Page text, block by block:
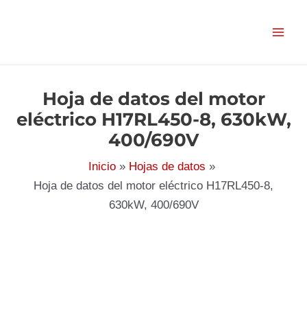
Hoja de datos del motor
eléctrico H17RL450-8, 630kW,
400/690V
Inicio
Hojas de datos
Hoja de datos del motor eléctrico H17RL450-8,
630kW, 400/690V